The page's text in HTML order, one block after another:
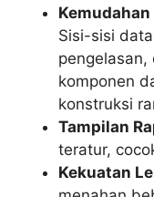
Sisi-sisi
pengelasan,
komponen
konstruksi
Tampilan
teratur,
Kekuatan